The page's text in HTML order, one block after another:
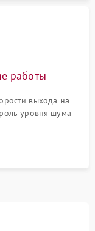
работы
выхода на
уровня шума
и корректного
оттайки.